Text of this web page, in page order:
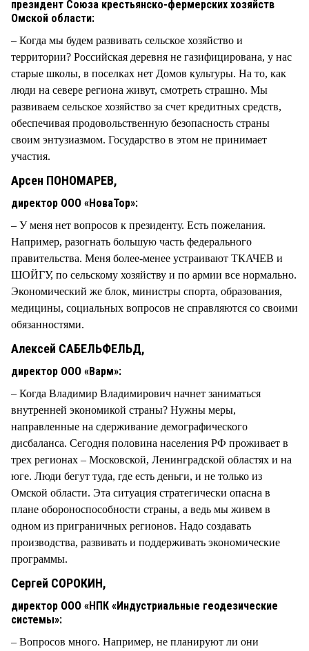
президент Союза крестьянско-фермерских хозяйств
Омской области:
– Когда мы будем развивать сельское хозяйство и
территории? Российская деревня не газифицирована, у нас
старые школы, в поселках нет Домов культуры. На то, как
люди на севере региона живут, смотреть страшно. Мы
развиваем сельское хозяйство за счет кредитных средств,
обеспечивая продовольственную безопасность страны
своим энтузиазмом. Государство в этом не принимает
участия.
Арсен ПОНОМАРЕВ,
директор ООО «НоваТор»:
– У меня нет вопросов к президенту. Есть пожелания.
Например, разогнать большую часть федерального
правительства. Меня более-менее устраивают ТКАЧЕВ и
ШОЙГУ, по сельскому хозяйству и по армии все нормально.
Экономический же блок, министры спорта, образования,
медицины, социальных вопросов не справляются со своими
обязанностями.
Алексей САБЕЛЬФЕЛЬД,
директор ООО «Варм»:
– Когда Владимир Владимирович начнет заниматься
внутренней экономикой страны? Нужны меры,
направленные на сдерживание демографического
дисбаланса. Сегодня половина населения РФ проживает в
трех регионах – Московской, Ленинградской областях и на
юге. Люди бегут туда, где есть деньги, и не только из
Омской области. Эта ситуация стратегически опасна в
плане обороноспособности страны, а ведь мы живем в
одном из приграничных регионов. Надо создавать
производства, развивать и поддерживать экономические
программы.
Сергей СОРОКИН,
директор ООО «НПК «Индустриальные геодезические
системы»:
– Вопросов много. Например, не планируют ли они